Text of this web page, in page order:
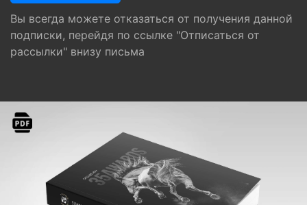
Вы всегда можете отказаться от получения данной
подписки, перейдя по ссылке "Отписаться от
рассылки" внизу письма